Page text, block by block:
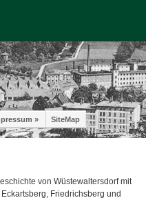
» SiteMap
von Wüstewaltersdorf mit
Friedrichsberg und